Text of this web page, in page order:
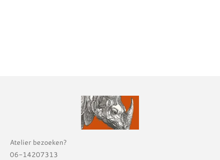
Atelier bezoeken?
06-14207313